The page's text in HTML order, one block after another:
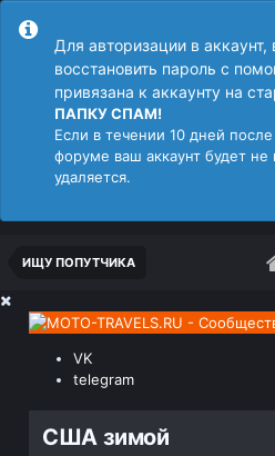
Для авторизации в
восстановить пароль с
привязана к аккаунту на
ПАПКУ СПАМ!
Если в течении 10 дней
форуме ваш аккаунт будет
удаляется.
ИЩУ ПОПУТЧИКА
VK
telegram
США зимой